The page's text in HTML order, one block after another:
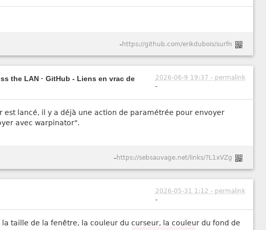
-https://github.com/erikdubois/surfn
the LAN · GitHub - Liens en vrac de
2026-06-9 19:37 - permalink
-
est lancé, il y a déjà une action de paramétrée pour envoyer
avec warpinator".
-https://sebsauvage.net/links/?L1xVZg
2026-05-31 1:12 - permalink
-
taille de la fenêtre, la couleur du curseur, la couleur du fond de